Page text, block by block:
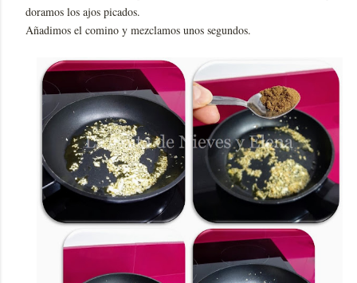
doramos los ajos picados.
Añadimos el comino y mezclamos unos segundos.